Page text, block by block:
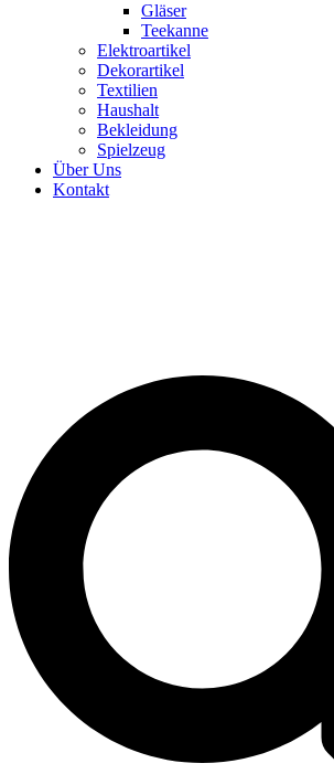
Gläser
Teekanne
Elektroartikel
Dekorartikel
Textilien
Haushalt
Bekleidung
Spielzeug
Über Uns
Kontakt